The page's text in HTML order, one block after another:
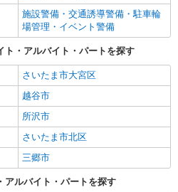
施設警備・交通誘導警備・駐車輪
場管理・イベント警備
ト・アルバイト・パートを探す
さいたま市大宮区
越谷市
所沢市
さいたま市北区
三郷市
アルバイト・パートを探す